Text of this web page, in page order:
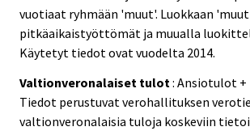
vuotiaat ryhmään 'muut'. Luokkaan
pitkäaikaistyöttömät ja muualla
Käytetyt tiedot ovat vuodelta 2014.
Valtionveronalaiset tulot : Ansiotulot
Tiedot perustuvat verohallituksen
valtionveronalaisia tuloja koskeviin